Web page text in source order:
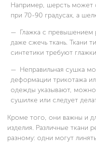
Например, шерсть может
при 70-90 градусах, а
Глажка с
даже сжечь ткань. Ткани
синтетики требуют
Неправильная сушка
деформации трикотажа
одежды указывают,
сушилке или следует
Кроме того, они важны и
изделия. Различные ткани
разному: одни могут